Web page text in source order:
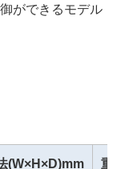
ができるモデル
(W×H×D)mm 重